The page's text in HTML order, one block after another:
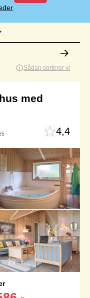
Sådan sorterer vi
med
4,4